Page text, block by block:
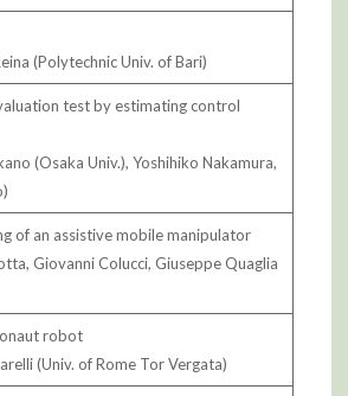
(Polytechnic Univ. of Bari)
test by estimating control
(Osaka Univ.), Yoshihiko Nakamura,
of an assistive mobile manipulator
Giovanni Colucci, Giuseppe Quaglia
robot
(Univ. of Rome Tor Vergata)